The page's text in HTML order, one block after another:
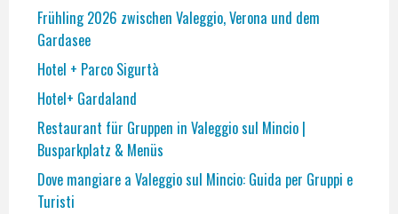
Frühling 2026 zwischen Valeggio, Verona und dem
Gardasee
Hotel + Parco Sigurtà
Hotel+ Gardaland
Restaurant für Gruppen in Valeggio sul Mincio |
Busparkplatz & Menüs
Dove mangiare a Valeggio sul Mincio: Guida per Gruppi e
Turisti